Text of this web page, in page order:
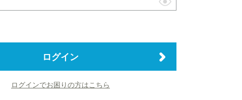
表
替
ログイン
ログインでお困りの方はこちら